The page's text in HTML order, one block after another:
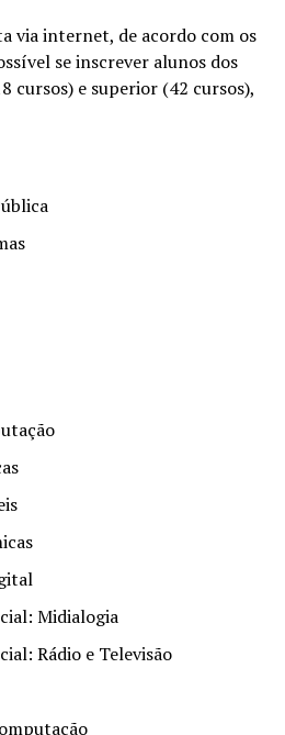
via internet, de acordo com os
se inscrever alunos dos
cursos) e superior (42 cursos),
Midialogia
Rádio e Televisão